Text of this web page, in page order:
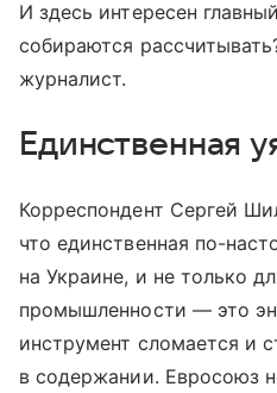
И здесь интересен
собираются
журналист.
Единственная
Корреспондент Сергей
что единственная по-
на Украине, и не только
промышленности — это
инструмент сломается и
в содержании. Евросоюз